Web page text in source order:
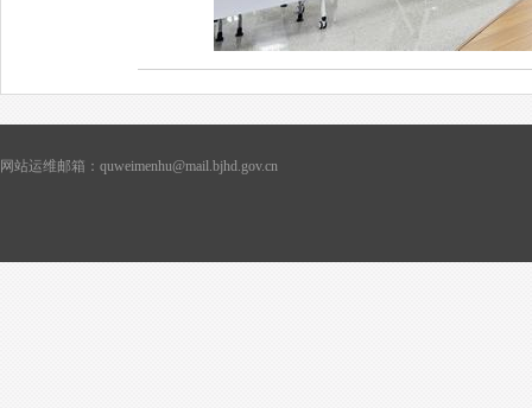
网站运维邮箱：quweimenhu@mail.bjhd.gov.cn